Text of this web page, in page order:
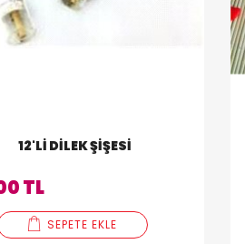
12'LI DILEK ŞIŞESI
TL
SEPETE EKLE